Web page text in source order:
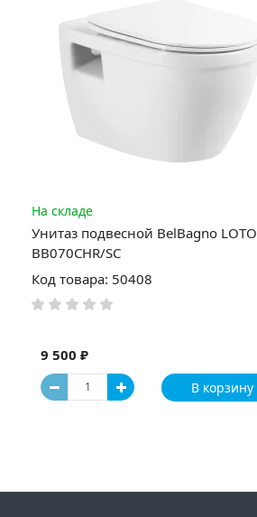
На складе
Унитаз подвесной BelBagno LOTO
BB070CHR/SC
Код товара: 50408
9 500 ₽
В корзину